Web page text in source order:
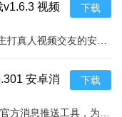
视频
下载
安卓消
下载